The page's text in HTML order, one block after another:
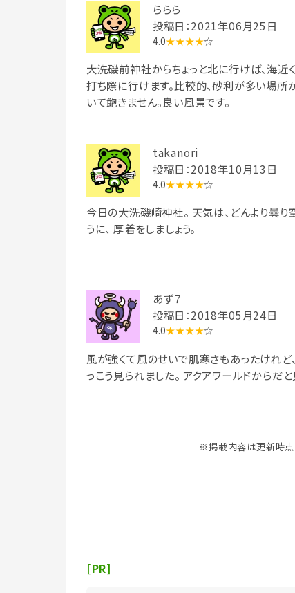
ららら
投稿日：2021年06月25日
4.0★★★★☆
大洗磯前神社からちょっと北に行けば、海近
打ち際に行けます。比較的、砂利が多い場所
いて飽きません。良い風景です。
takanori
投稿日：2018年10月13日
4.0★★★★☆
今日の大洗磯崎神社。 天気は、どんより曇り
うに、 厚着をしましょう。
あず７
投稿日：2018年05月24日
4.0★★★★☆
風が強くて風のせいで肌寒さもあったけれど
っこう見られました。 アクアワールドからだ
※掲載内容は更新時点
[PR]